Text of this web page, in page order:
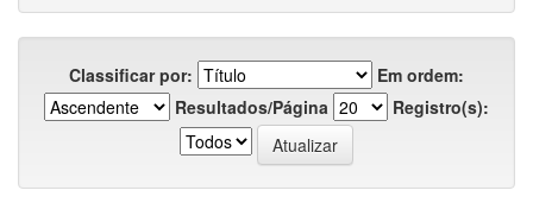
Classificar por:
Em ordem:
Resultados/Página
Registro(s):